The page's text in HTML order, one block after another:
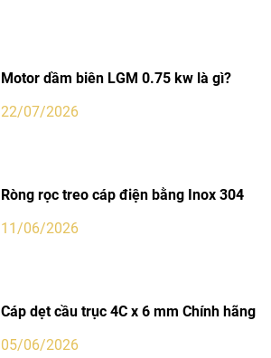
Motor dầm biên LGM 0.75 kw là gì?
22/07/2026
Ròng rọc treo cáp điện bằng Inox 304
11/06/2026
Cáp dẹt cầu trục 4C x 6 mm Chính hãng
05/06/2026